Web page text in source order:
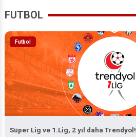
FUTBOL
Futbol
Süper Lig ve 1.Lig, 2 yıl daha Trendyol!